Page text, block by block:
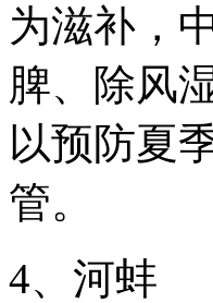
为滋补，
脾、除风
以预防夏
管。
4、河蚌